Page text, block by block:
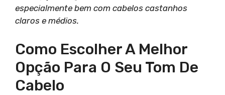
especialmente bem com cabelos castanhos
claros e médios.
Como Escolher A Melhor
Opção Para O Seu Tom De
Cabelo